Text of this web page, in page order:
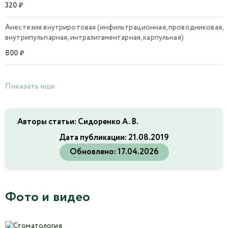
320 ₽
Анестезия внутриротовая (инфильтрационная, проводниковая,
внутрипульпарная, интралигаментарная, карпульная)
800 ₽
Показать еще
Авторы статьи: Сидоренко А. В.
Дата публикации: 21.08.2019
Обновлено:17.04.2026
Фото и видео